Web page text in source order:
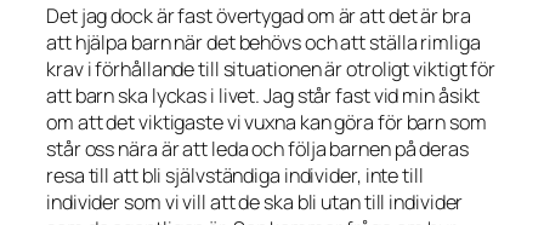
Det jag dock är fast övertygad om är att det är bra
att hjälpa barn när det behövs och att ställa rimliga
krav i förhållande till situationen är otroligt viktigt för
att barn ska lyckas i livet. Jag står fast vid min åsikt
om att det viktigaste vi vuxna kan göra för barn som
står oss nära är att leda och följa barnen på deras
resa till att bli självständiga individer, inte till
individer som vi vill att de ska bli utan till individer